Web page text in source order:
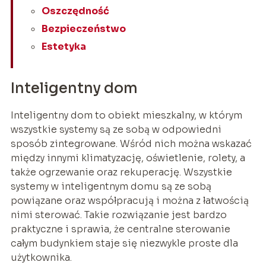
Oszczędność
Bezpieczeństwo
Estetyka
Inteligentny dom
Inteligentny dom to obiekt mieszkalny, w którym
wszystkie systemy są ze sobą w odpowiedni
sposób zintegrowane. Wśród nich można wskazać
między innymi klimatyzację, oświetlenie, rolety, a
także ogrzewanie oraz rekuperację. Wszystkie
systemy w inteligentnym domu są ze sobą
powiązane oraz współpracują i można z łatwością
nimi sterować. Takie rozwiązanie jest bardzo
praktyczne i sprawia, że centralne sterowanie
całym budynkiem staje się niezwykle proste dla
użytkownika.